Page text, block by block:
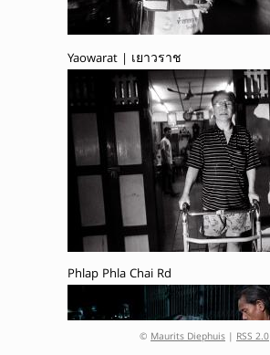
Yaowarat | เยาวราช
Phlap Phla Chai Rd
© Maurits Diephuis | RSS 2.0